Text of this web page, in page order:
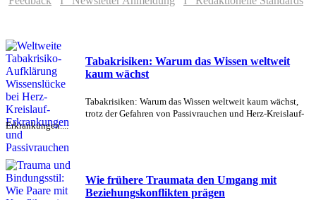
Tabakrisiken: Warum das Wissen weltweit
kaum wächst
Tabakrisiken: Warum das Wissen weltweit kaum wächst,
trotz der Gefahren von Passivrauchen und Herz-Kreislauf-
Erkrankungen....
Wie frühere Traumata den Umgang mit
Beziehungskonflikten prägen